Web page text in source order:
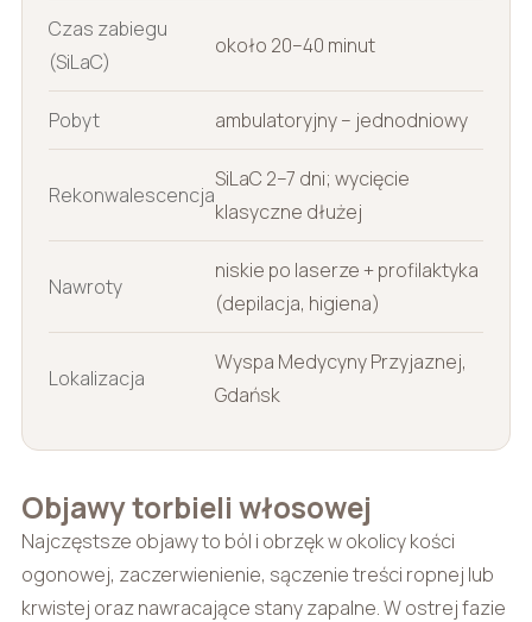
Czas zabiegu
(SiLaC)
około 20–40 minut
Pobyt ambulatoryjny – jednodniowy
Rekonwalescencja
SiLaC 2–7 dni; wycięcie
klasyczne dłużej
Nawroty
niskie po laserze + profilaktyka
(depilacja, higiena)
Lokalizacja
Wyspa Medycyny Przyjaznej,
Gdańsk
Objawy torbieli włosowej
Najczęstsze objawy to ból i obrzęk w okolicy kości
ogonowej, zaczerwienienie, sączenie treści ropnej lub
krwistej oraz nawracające stany zapalne. W ostrej fazie